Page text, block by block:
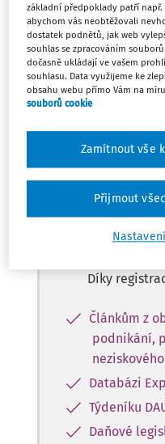
Tento
přístup k
Master
Díky
Článkům z
podnikání,
Databázi
Týdeníku
Daňové
základní předpoklady patří
abychom vás neobtěžovali
dostatek podnětů, jak web
souhlas se zpracováním
dočasně ukládají ve vašem
souhlasu. Data využijeme ke
obsahu webu přímo Vám na
souborů cookie
Zamítnout vše
Přijmout